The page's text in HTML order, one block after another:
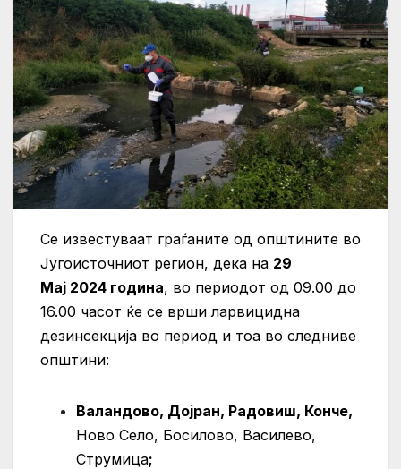
Се известуваат граѓаните од општините во
Југоисточниот регион, дека на 29
Maj 2024 година, во периодот од 09.00 до
16.00 часот ќе се врши ларвицидна
дезинсекција во период и тоа во следниве
општини:
Валандово, Дојран, Радовиш, Конче,
Ново Село, Босилово, Василево,
Струмица;